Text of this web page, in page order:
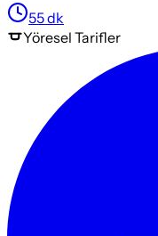
55dk
Yöresel Tarifler